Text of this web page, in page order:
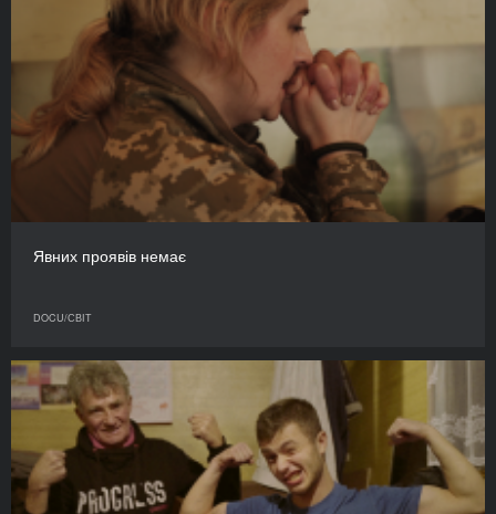
Явних проявів немає
DOCU/СВІТ